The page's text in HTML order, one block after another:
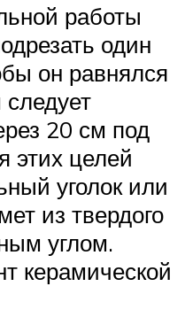
работы
один
он равнялся
20 см под
этих целей
уголок или
из твердого
углом.
керамической